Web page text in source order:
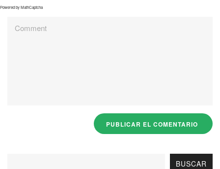
Powered byMathCaptcha
BUSCAR